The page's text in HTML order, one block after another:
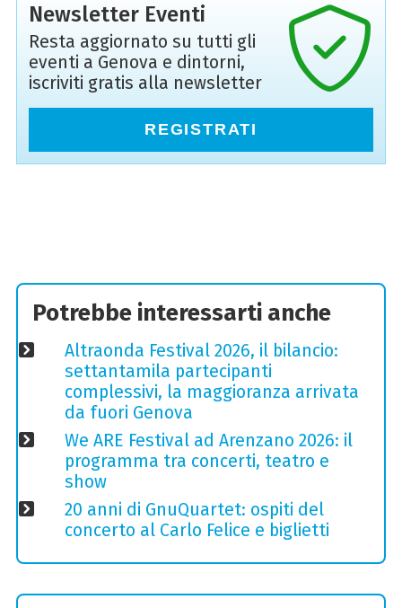
Newsletter Eventi
Resta aggiornato su tutti gli
eventi a Genova e dintorni,
iscriviti gratis alla newsletter
REGISTRATI
Potrebbe interessarti anche
Altraonda Festival 2026, il bilancio:
settantamila partecipanti
complessivi, la maggioranza arrivata
da fuori Genova
We ARE Festival ad Arenzano 2026: il
programma tra concerti, teatro e
show
20 anni di GnuQuartet: ospiti del
concerto al Carlo Felice e biglietti